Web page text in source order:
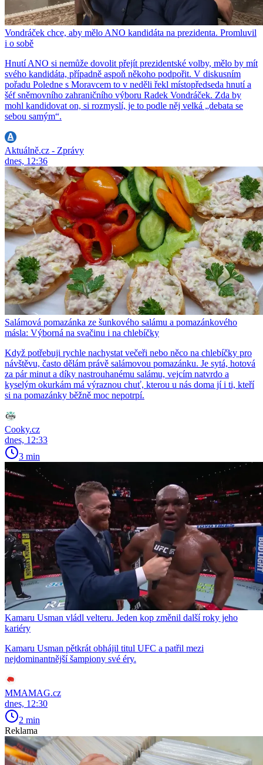
Vondráček chce, aby mělo ANO kandidáta na prezidenta. Promluvil
i o sobě
Hnutí ANO si nemůže dovolit přejít prezidentské volby, mělo by mít
svého kandidáta, případně aspoň někoho podpořit. V diskusním
pořadu Poledne s Moravcem to v neděli řekl místopředseda hnutí a
šéf sněmovního zahraničního výboru Radek Vondráček. Zda by
mohl kandidovat on, si rozmyslí, je to podle něj velká „debata se
sebou samým“.
Aktuálně.cz - Zprávy
dnes, 12:36
Salámová pomazánka ze šunkového salámu a pomazánkového
másla: Výborná na svačinu i na chlebíčky
Když potřebuji rychle nachystat večeři nebo něco na chlebíčky pro
návštěvu, často dělám právě salámovou pomazánku. Je sytá, hotová
za pár minut a díky nastrouhanému salámu, vejcím natvrdo a
kyselým okurkám má výraznou chuť, kterou u nás doma jí i ti, kteří
si na pomazánky běžně moc nepotrpí.
Cooky.cz
dnes, 12:33
3 min
Kamaru Usman vládl velteru. Jeden kop změnil další roky jeho
kariéry
Kamaru Usman pětkrát obhájil titul UFC a patřil mezi
nejdominantnější šampiony své éry.
MMAMAG.cz
dnes, 12:30
2 min
Reklama